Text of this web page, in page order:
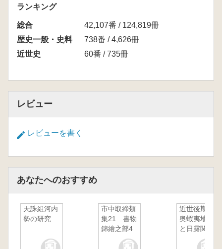
ランキング
総合
42,107番 / 124,819冊
歴史一般・史料
738番 / 4,626冊
近世史
60番 / 735冊
レビュー
レビューを書く
あなたへのおすすめ
天誅組河内
勢の研究
市中取締類
集21 書物
錦繪之部4
近世後期の
奥蝦夷地史
と日露関係